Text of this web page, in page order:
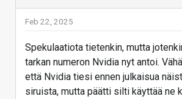
Feb 22, 2025
Spekulaatiota tietenkin, mutta
tarkan numeron Nvidia nyt antoi.
että Nvidia tiesi ennen julkaisua
siruista, mutta päätti silti käyttää ne